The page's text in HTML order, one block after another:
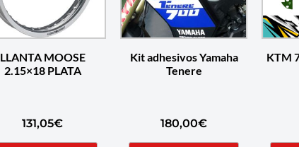
LLANTA MOOSE
2.15×18 PLATA
131,05€
Kit adhesivos Yamaha
Tenere
180,00€
KTM